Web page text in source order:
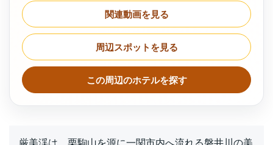
関連動画を見る
周辺スポットを見る
この周辺のホテルを探す